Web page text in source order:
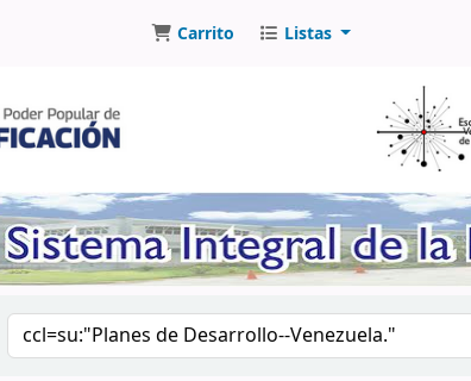
Carrito Listas
Buscar en el catálogo por palabra clave